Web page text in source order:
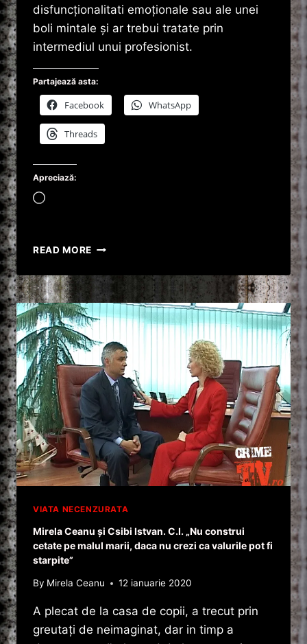
disfuncționalitati emoționale sau ale unei
boli mintale și ar trebui tratate prin
intermediul unui profesionist.
Partajează asta:
Facebook WhatsApp
Threads
Apreciază:
Încarc...
READ MORE DIN
ȘI-
A
UCIS
IUBITA
CU
FURCULIȚA
ȘI
CUȚITUL
VIATA NECENZURATA
Mirela Ceanu și Csibi Istvan. C.I. „Nu construi
cetate pe malul marii, daca nu crezi ca valurile pot fi
starpite”
By Mirela Ceanu 12 ianuarie 2020
A plecat de la casa de copii, a trecut prin
greutați de neimaginat, dar in timp a